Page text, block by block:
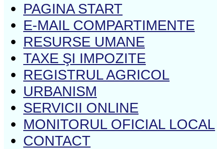
PAGINA START
E-MAIL COMPARTIMENTE
RESURSE UMANE
TAXE ŞI IMPOZITE
REGISTRUL AGRICOL
URBANISM
SERVICII ONLINE
MONITORUL OFICIAL LOCAL
CONTACT